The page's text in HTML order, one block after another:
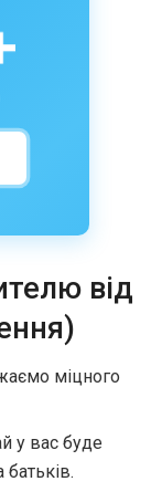
від
міцного
у вас буде
батьків.